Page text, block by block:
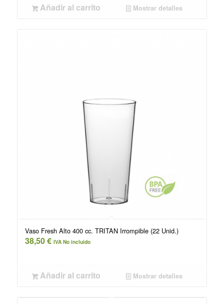
Añadir al carrito Mostrar detalles
Vaso Fresh Alto 400 cc. TRITAN Irrompible (22 Unid.)
38,50€ IVA No incluido
Añadir al carrito Mostrar detalles